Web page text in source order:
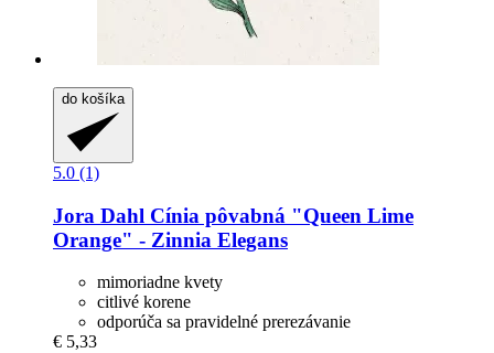
do košíka
5.0 (1)
Jora Dahl Cínia pôvabná "Queen Lime
Orange" -​ Zinnia Elegans
mimoriadne kvety
citlivé korene
odporúča sa pravidelné prerezávanie
€ 5,33